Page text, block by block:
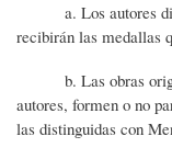
a. Los autores
recibirán las medallas
b. Las obras
autores, formen o no
las distinguidas con